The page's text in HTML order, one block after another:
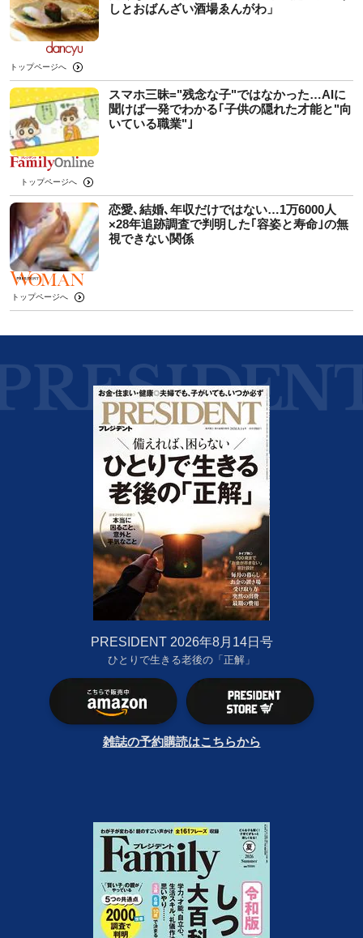
しとおばんざい酒場ゑんがわ」
トップページへ
スマホ三昧="残念な子"ではなかった…AIに
聞けば一発でわかる｢子供の隠れた才能と"向
いている職業"｣
トップページへ
恋愛､結婚､年収だけではない…1万6000人
×28年追跡調査で判明した｢容姿と寿命｣の無
視できない関係
トップページへ
PRESIDENT 2026年8月14日号
ひとりで生きる老後の「正解」
雑誌の予約購読はこちらから